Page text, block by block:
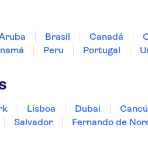
Brasil Canadá
Peru Portugal
Lisboa Dubai
Salvador Fernando de